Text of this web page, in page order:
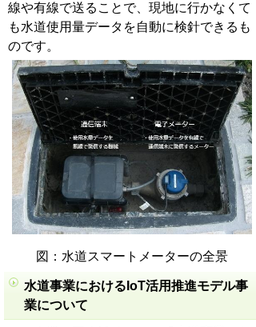
線や有線で送ることで、現地に行かなくて
も水道使用量データを自動に検針できるも
のです。
図：水道スマートメーターの全景
水道事業におけるIoT活用推進モデル事
業について